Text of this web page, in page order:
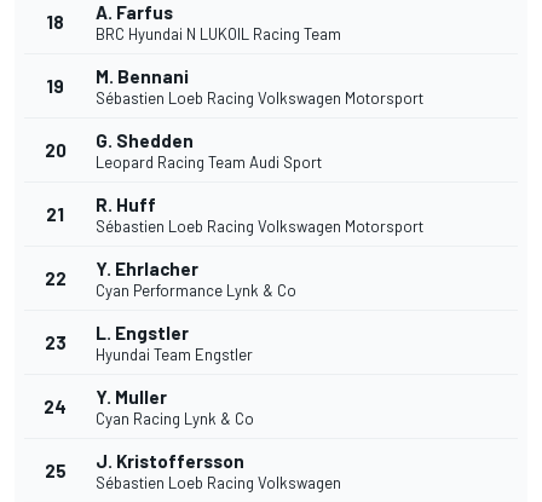
18 A. Farfus
BRC Hyundai N LUKOIL Racing Team
19 M. Bennani
Sébastien Loeb Racing Volkswagen Motorsport
20 G. Shedden
Leopard Racing Team Audi Sport
21 R. Huff
Sébastien Loeb Racing Volkswagen Motorsport
22 Y. Ehrlacher
Cyan Performance Lynk & Co
23 L. Engstler
Hyundai Team Engstler
24 Y. Muller
Cyan Racing Lynk & Co
25 J. Kristoffersson
Sébastien Loeb Racing Volkswagen